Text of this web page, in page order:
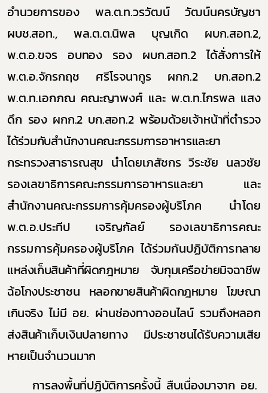
อำนวยการของพล.ต.ท.วรวัฒน์ วัฒน์นครบัญชา
ผบช.สอท.,พล.ต.ต.นิพล บุญเกิด ผบก.สอท.2,
พ.ต.อ.ขจร อบทอง รอง ผบก.สอท.2ได้สั่งการให้
พ.ต.อ.จักรกฤช ศรีโรจนากูร ผกก.2 บก.สอท.2
พ.ต.ท.เอกภณ คณะญาพงศ์ และ พ.ต.ท.ไกรพล แสง
ดึก รอง ผกก.2 บก.สอท.2 พร้อมด้วยเจ้าหน้าที่ตำรวจ
ได้ร่วมกับสำนักงานคณะกรรมการอาหารและยา
กระทรวงสาธารณสุข นำโดยเภสัชกร วีระชัย นลวชัย
รองเลขาธิการคณะกรรมการอาหารและยา และ
สำนักงานคณะกรรมการคุ้มครองผู้บริโภค นำโดย
พ.ต.อ.ประทีป เจริญกัลย์ รองเลขาธิการคณะ
กรรมการคุ้มครองผู้บริโภค ได้ร่วมกันปฏิบัติการทลาย
แหล่งเก็บสินค้าที่ผิดกฎหมาย จับกุมเครือข่ายมิจฉาชีพ
ฉ้อโกงประชาชน หลอกขายสินค้าผิดกฎหมาย โฆษณา
เกินจริง ไม่มี อย. ผ่านช่องทางออนไลน์ รวมถึงหลอก
ส่งสินค้าเก็บเงินปลายทาง มีประชาชนได้รับความเสีย
หายเป็นจำนวนมาก
การลงพื้นที่ปฏิบัติการครั้งนี้ สืบเนื่องมาจาก อย.